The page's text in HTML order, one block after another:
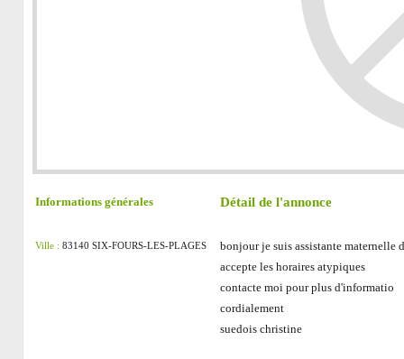
Informations générales
Ville : 83140 SIX-FOURS-LES-PLAGES
Détail de l'annonce
bonjour je suis assistante maternelle
accepte les horaires atypiques
contacte moi pour plus d'informatio
cordialement
suedois christine